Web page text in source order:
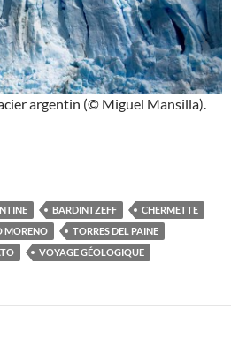
argentin (© Miguel Mansilla).
« volcans et éclipse » en
BARDINTZEFF
CHERMETTE
MORENO
TORRES DEL PAINE
VOYAGE GÉOLOGIQUE